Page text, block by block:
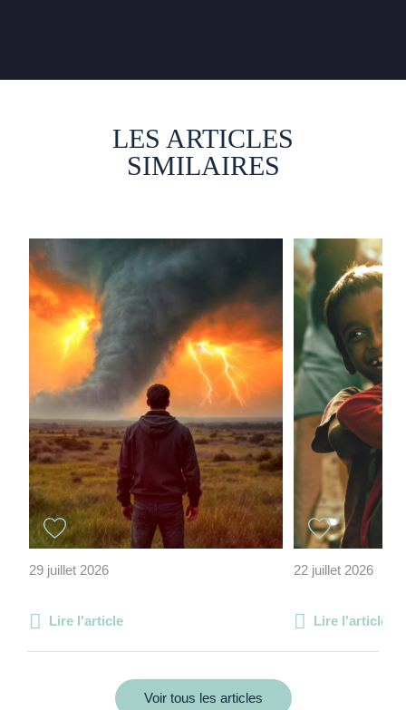
LES ARTICLES
SIMILAIRES
29 juillet 2026
Lire l'article
22 juillet 2026
Lire l'article
Voir tous les articles